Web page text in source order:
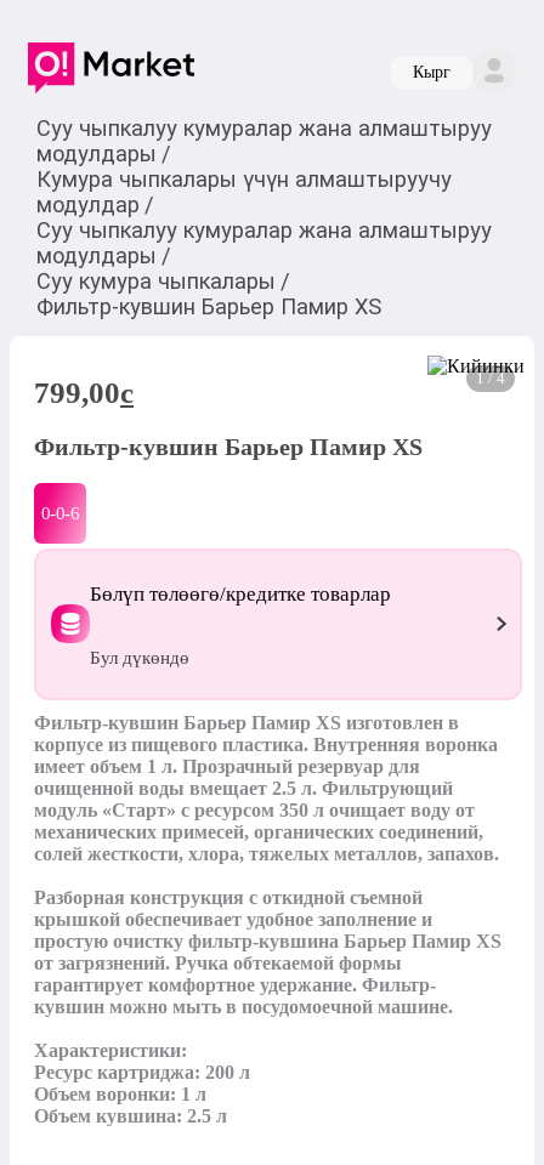
Кырг
Суу чыпкалуу кумуралар жана алмаштыруу
модулдары /
Кумура чыпкалары үчүн алмаштыруучу
модулдар /
Суу чыпкалуу кумуралар жана алмаштыруу
модулдары /
Суу кумура чыпкалары /
Фильтр-кувшин Барьер Памир XS
1 / 4
799,00c
Фильтр-кувшин Барьер Памир XS
0-0-6
Бөлүп төлөөгө/кредитке товарлар
Бул дүкөндө
Фильтр-кувшин Барьер Памир XS изготовлен в
корпусе из пищевого пластика. Внутренняя воронка
имеет объем 1 л. Прозрачный резервуар для
очищенной воды вмещает 2.5 л. Фильтрующий
модуль «Старт» с ресурсом 350 л очищает воду от
механических примесей, органических соединений,
солей жесткости, хлора, тяжелых металлов, запахов.
Разборная конструкция с откидной съемной
крышкой обеспечивает удобное заполнение и
простую очистку фильтр-кувшина Барьер Памир XS
от загрязнений. Ручка обтекаемой формы
гарантирует комфортное удержание. Фильтр-
кувшин можно мыть в посудомоечной машине.
Характеристики:
Ресурс картриджа: 200 л
Объем воронки: 1 л
Объем кувшина: 2.5 л